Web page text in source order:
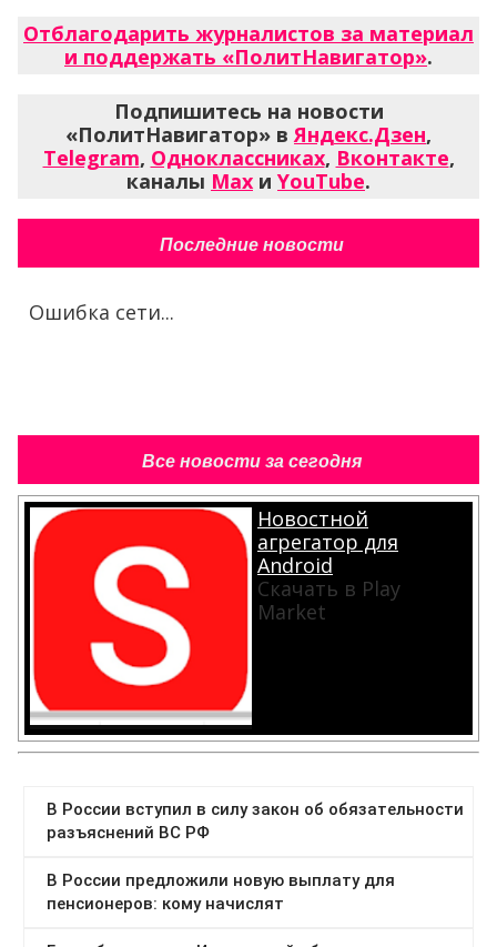
Отблагодарить журналистов за материал
и поддержать «ПолитНавигатор».
Подпишитесь на новости
«ПолитНавигатор» вЯндекс.Дзен,
Telegram, Одноклассниках, Вконтакте,
каналы Max и YouTube.
Последние новости
Ошибка сети...
Все новости за сегодня
Новостной
агрегатор для
Android
Скачать в Play
Market